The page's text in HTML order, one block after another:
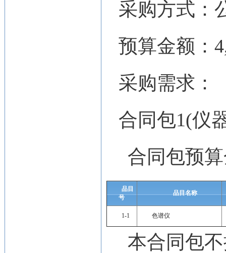
采购方式：
预算金额：
采购需求：
合同包1(仪
合同包预
品目
号
品目名称
1-1 色谱仪
本合同包